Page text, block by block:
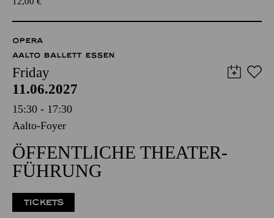
OPERA
AALTO BALLETT ESSEN
Friday
11.06.2027
15:30 - 17:30
Aalto-Foyer
ÖFFENTLICHE THEATER­
FÜHRUNG
TICKETS